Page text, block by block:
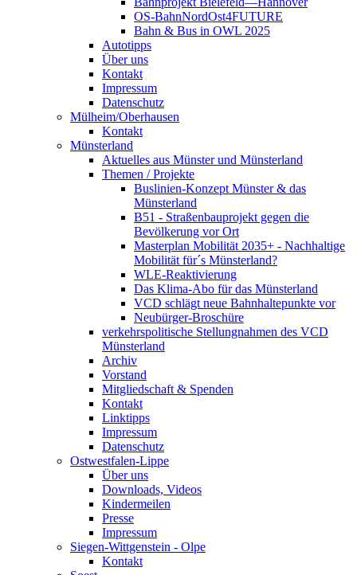
OS-BahnNordOst4FUTURE
Bahn & Bus in OWL 2025
Autotipps
Über uns
Kontakt
Impressum
Datenschutz
Mülheim/Oberhausen
Kontakt
Münsterland
Aktuelles aus Münster und Münsterland
Themen / Projekte
Buslinien-Konzept Münster & das
Münsterland
B51 - Straßenbauprojekt gegen die
Bevölkerung vor Ort
Masterplan Mobilität 2035+ - Nachhaltige
Mobilität für´s Münsterland?
WLE-Reaktivierung
Das Klima-Abo für das Münsterland
VCD schlägt neue Bahnhaltepunkte vor
Neubürger-Broschüre
verkehrspolitische Stellungnahmen des VCD
Münsterland
Archiv
Vorstand
Mitgliedschaft & Spenden
Kontakt
Linktipps
Impressum
Datenschutz
Ostwestfalen-Lippe
Über uns
Downloads, Videos
Kindermeilen
Presse
Impressum
Siegen-Wittgenstein - Olpe
Kontakt